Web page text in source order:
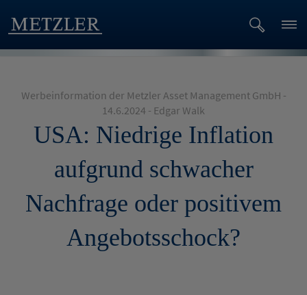
Werbeinformation der Metzler Asset Management GmbH -
14.6.2024 - Edgar Walk
USA: Niedrige Inflation
aufgrund schwacher
Nachfrage oder positivem
Angebotsschock?